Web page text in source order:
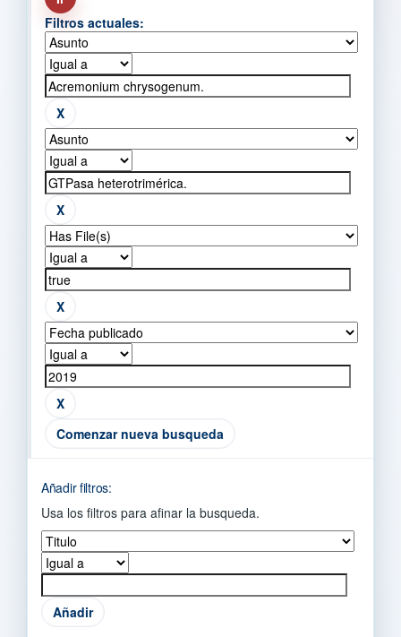
Filtros actuales:
Comenzar nueva busqueda
Añadir filtros:
Usa los filtros para afinar la busqueda.